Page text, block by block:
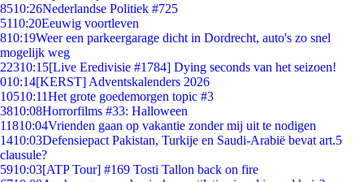
8510:26Nederlandse Politiek #725
5110:20Eeuwig voortleven
810:19Weer een parkeergarage dicht in Dordrecht, auto's zo snel
mogelijk weg
22310:15[Live Eredivisie #1784] Dying seconds van het seizoen!
010:14[KERST] Adventskalenders 2026
10510:11Het grote goedemorgen topic #3
3810:08Horrorfilms #33: Halloween
11810:04Vrienden gaan op vakantie zonder mij uit te nodigen
1410:03Defensiepact Pakistan, Turkije en Saudi-Arabië bevat art.5
clausule?
5910:03[ATP Tour] #169 Tosti Tallon back on fire